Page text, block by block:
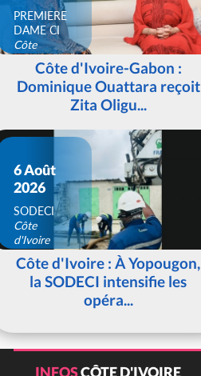
PREMIERE
DAME CI
Côte
d'IvoireCôte d'Ivoire-Gabon :
Dominique Ouattara reçoit
Zita Oligu...
6 Août
2026
SODECI
Côte
d'Ivoire
Côte d'Ivoire : À Yopougon,
la SODECI intensifie les
opéra...
INFOSCÔTE D'IVOIRE